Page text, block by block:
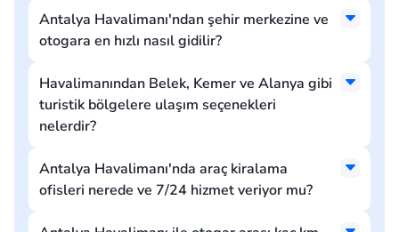
Antalya Havalimanı'ndan şehir merkezine ve
otogara en hızlı nasıl gidilir?
Havalimanından Belek, Kemer ve Alanya gibi
turistik bölgelere ulaşım seçenekleri
nelerdir?
Antalya Havalimanı'nda araç kiralama
ofisleri nerede ve 7/24 hizmet veriyor mu?